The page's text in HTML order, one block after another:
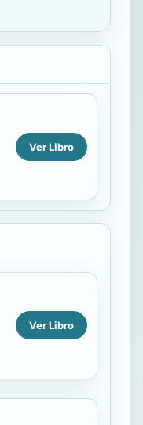
Ver Libro
Ver Libro